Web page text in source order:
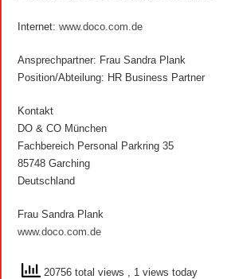
Internet:www.doco.com.de
Ansprechpartner: Frau Sandra Plank
Position/Abteilung: HR Business Partner
Kontakt
DO & CO München
Fachbereich Personal Parkring 35
85748 Garching
Deutschland
Frau Sandra Plank
www.doco.com.de
20756 total views , 1 views today